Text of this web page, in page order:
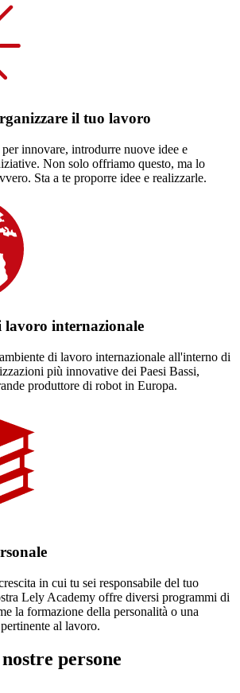
il tuo lavoro
innovare, introdurre nuove idee e
Non solo offriamo questo, ma lo
Sta a te proporre idee e realizzarle.
lavoro internazionale
di lavoro internazionale all'interno di
più innovative dei Paesi Bassi,
produttore di robot in Europa.
in cui tu sei responsabile del tuo
Lely Academy offre diversi programmi di
la formazione della personalità o una
al lavoro.
persone